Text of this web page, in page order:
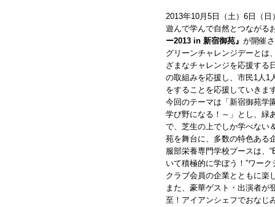
2013年10月5日（土）6日（
遊んで学んで自然とつながる
ー2013 in 新宿御苑』 が開催
グリーンチャレンジデーとは
ざまなチャレンジを応援する
の取組みを応援し、市民1人1
をすることを応援していきま
今回のテーマは「新宿御苑学
学び野になる！～」とし、緑
で、芝生の上でしか学べない
苑を舞台に、多数の特色ある
服部栄養専門学校ブースは
いて積極的に学ぼう！”ワー
クラブ会員の企業とともに楽
また、豪華ゲスト・出演者が
至！アイアンシェフでおなじ